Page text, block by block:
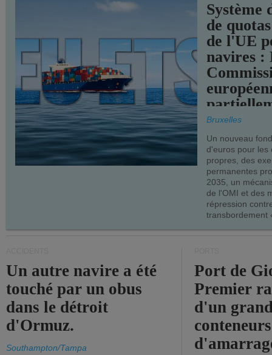
Système
de
de l'UE
navires :
Bruxelles
Un nouveau
d'euros pour les
propres, des
permanentes
2035, un
de l'OMI et des
répression
transbordement
Un autre navire a été
touché par un obus
dans le détroit
d'Ormuz.
Southampton/Tampa
Port de
Premier
d'un